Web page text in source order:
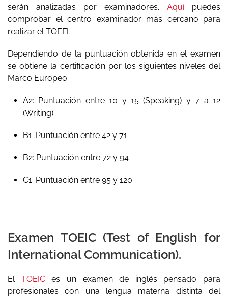
serán analizadas por examinadores. Aquípuedes
comprobar el centro examinador más cercano para
realizar el TOEFL.
Dependiendo de la puntuación obtenida en el examen
se obtiene la certificación por los siguientes niveles del
Marco Europeo:
A2: Puntuación entre 10 y 15 (Speaking) y 7 a 12
(Writing)
B1: Puntuación entre 42 y 71
B2: Puntuación entre 72 y 94
C1: Puntuación entre 95 y 120
Examen TOEIC (Test of English for
International Communication).
El TOEICes un examen de inglés pensado para
profesionales con una lengua materna distinta del